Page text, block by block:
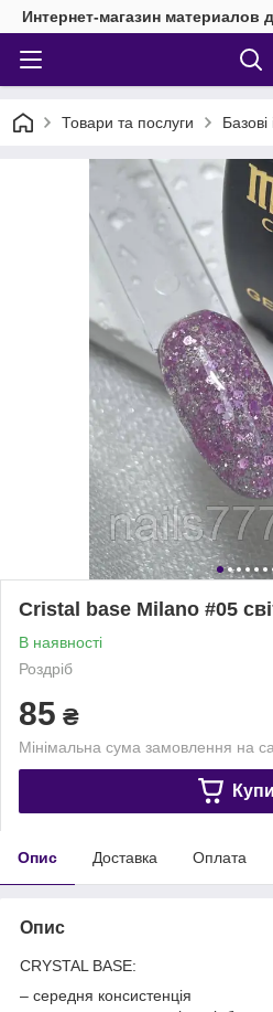
Интернет-магазин материалов
Товари та послуги
Cristal base Milano #05
В наявності
Роздріб
85 ₴
Мінімальна сума замовлення на
Опис Доставка Оплата
Опис
CRYSTAL BASE:
– середня консистенція